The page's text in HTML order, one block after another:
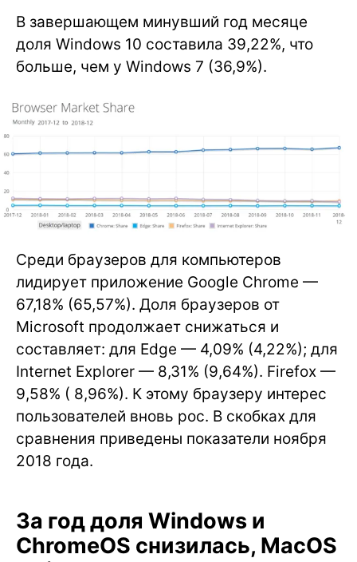
В завершающем минувший год месяце
доля Windows 10 составила 39,22%, что
больше, чем у Windows 7 (36,9%).
Среди браузеров для компьютеров
лидирует приложение Google Chrome —
67,18% (65,57%). Доля браузеров от
Microsoft продолжает снижаться и
составляет: для Edge — 4,09% (4,22%); для
Internet Explorer — 8,31% (9,64%). Firefox —
9,58% ( 8,96%). К этому браузеру интерес
пользователей вновь рос. В скобках для
сравнения приведены показатели ноября
2018 года.
За год доля Windows и
ChromeOS снизилась, MacOS